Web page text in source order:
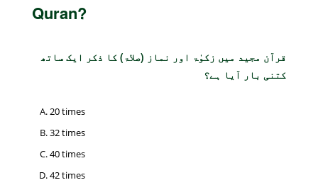
Quran?
قرآن مجید میں زکوٰۃ اور نماز (صلاۃ) کا ذکر ایک ساتھ
کتنی بار آیا ہے؟
20 times
32 times
40 times
42 times